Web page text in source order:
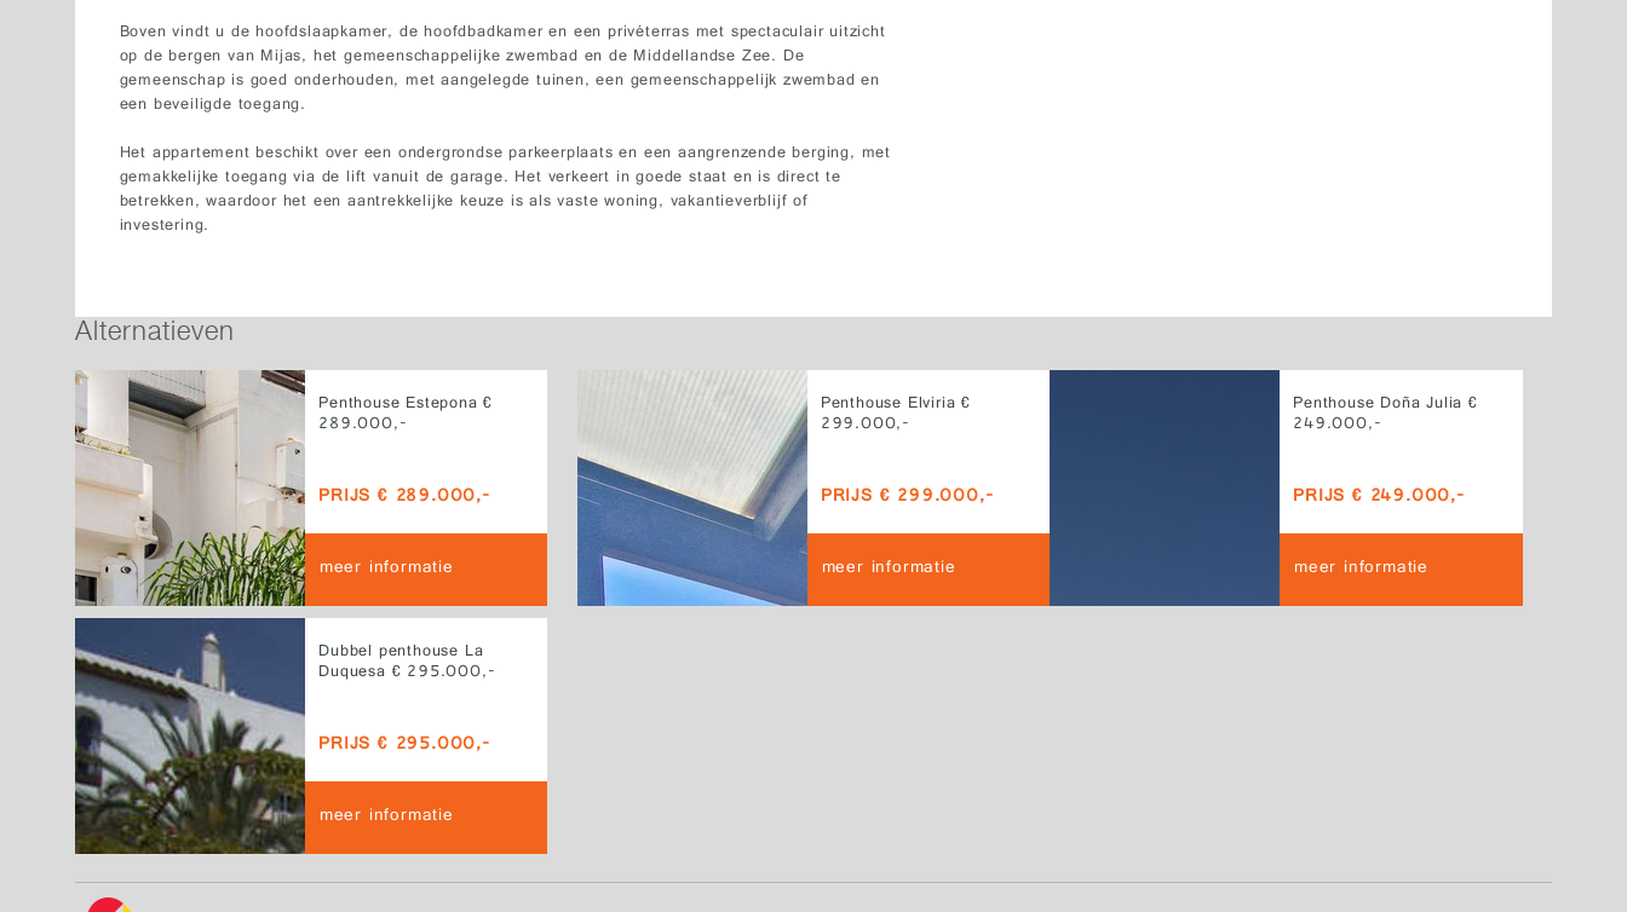
Boven vindt u de hoofdslaapkamer, de hoofdbadkamer en een privéterras met spectaculair uitzicht
op de bergen van Mijas, het gemeenschappelijke zwembad en de Middellandse Zee. De
gemeenschap is goed onderhouden, met aangelegde tuinen, een gemeenschappelijk zwembad en
een beveiligde toegang.
Het appartement beschikt over een ondergrondse parkeerplaats en een aangrenzende berging, met
gemakkelijke toegang via de lift vanuit de garage. Het verkeert in goede staat en is direct te
betrekken, waardoor het een aantrekkelijke keuze is als vaste woning, vakantieverblijf of
investering.
Alternatieven
Penthouse Estepona €
289.000,-
PRIJS € 289.000,-
meer informatie
Penthouse Elviria €
299.000,-
PRIJS € 299.000,-
meer informatie
Penthouse Doña Julia €
249.000,-
PRIJS € 249.000,-
meer informatie
Dubbel penthouse La
Duquesa € 295.000,-
PRIJS € 295.000,-
meer informatie